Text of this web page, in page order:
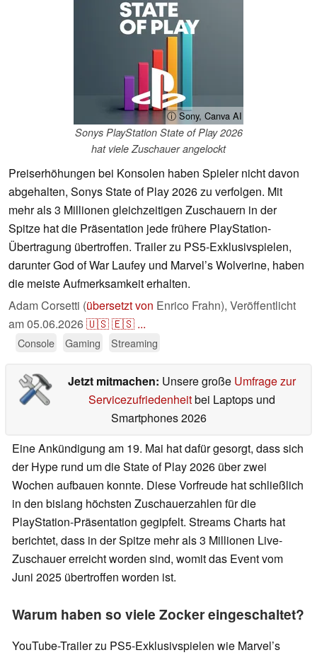
ⓘ Sony, Canva AI
Sonys PlayStation State of Play 2026
hat viele Zuschauer angelockt
Preiserhöhungen bei Konsolen haben Spieler nicht davon
abgehalten, Sonys State of Play 2026 zu verfolgen. Mit
mehr als 3 Millionen gleichzeitigen Zuschauern in der
Spitze hat die Präsentation jede frühere PlayStation-
Übertragung übertroffen. Trailer zu PS5-Exklusivspielen,
darunter God of War Laufey und Marvel’s Wolverine, haben
die meiste Aufmerksamkeit erhalten.
Adam Corsetti (übersetzt von Enrico Frahn), Veröffentlicht
am05.06.2026🇺🇸🇪🇸 ...
Console Gaming Streaming
Jetzt mitmachen: Unsere große Umfrage zur
Servicezufriedenheitbei Laptops und
Smartphones 2026
Eine Ankündigung am 19. Mai hat dafür gesorgt, dass sich
der Hype rund um die State of Play 2026 über zwei
Wochen aufbauen konnte. Diese Vorfreude hat schließlich
in den bislang höchsten Zuschauerzahlen für die
PlayStation-Präsentation gegipfelt. Streams Charts hat
berichtet, dass in der Spitze mehr als 3 Millionen Live-
Zuschauer erreicht worden sind, womit das Event vom
Juni 2025 übertroffen worden ist.
Warum haben so viele Zocker eingeschaltet?
YouTube-Trailer zu PS5-Exklusivspielen wie Marvel’s